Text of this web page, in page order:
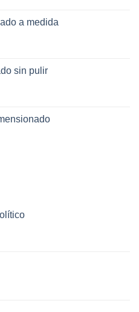
a medida
sin pulir